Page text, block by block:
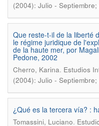
(2004): Julio -
Que reste-t-il de la liberté
le régime juridique de
de la haute mer, por
Pedone, 2002
Cherro, Karina. Estudios
(2004): Julio -
¿Qué es la tercera vía? :
Tomassini, Luciano.